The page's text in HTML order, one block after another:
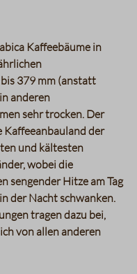
Kaffeebäume in
379 mm (anstatt
anderen
sehr trocken. Der
Kaffeeanbauland der
und kältesten
wobei die
sengender Hitze am Tag
der Nacht schwanken.
tragen dazu bei,
von allen anderen